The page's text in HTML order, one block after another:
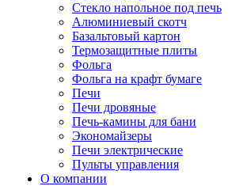
Стекло напольное под печь
Алюминиевый скотч
Базальтовый картон
Термозащитные плиты
Фольга
Фольга на крафт бумаге
Печи
Печи дровяные
Печь-камины для бани
Экономайзеры
Печи электрические
Пульты управления
О компании